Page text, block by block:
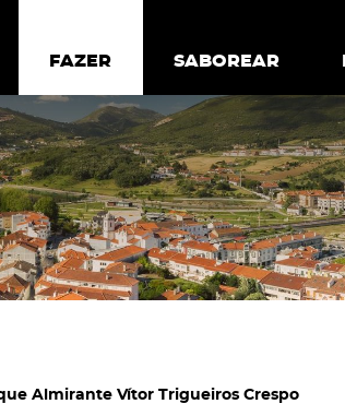
VISITAR FAZER SABOREAR
FAZER SABOREAR
Almirante Vítor Trigueiros Crespo